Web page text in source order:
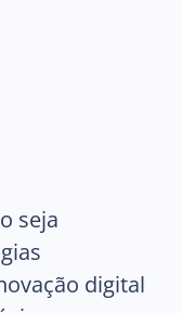
seja
digital